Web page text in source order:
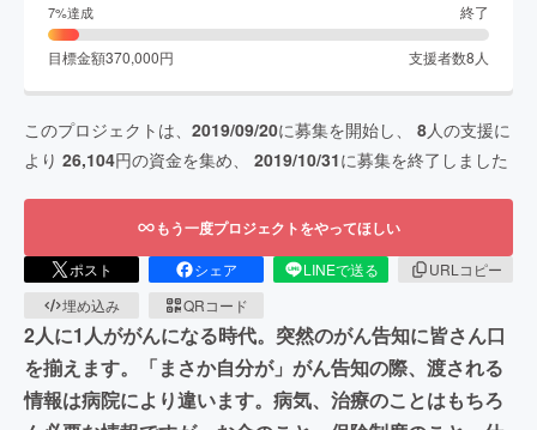
7%達成 終了
目標金額370,000円 支援者数8 人
このプロジェクトは、 2019/09/20に募集を開始し、 8人の支援に
より 26,104円の資金を集め、 2019/10/31に募集を終了しました
もう一度プロジェクトをやってほしい
ポスト シェア LINEで送る
URLコピー
埋め込み
QRコード
2人に1人ががんになる時代。突然のがん告知に皆さん口
を揃えます。「まさか自分が」がん告知の際、渡される
情報は病院により違います。病気、治療のことはもちろ